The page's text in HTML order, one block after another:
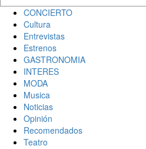
CONCIERTO
Cultura
Entrevistas
Estrenos
GASTRONOMIA
INTERES
MODA
Musica
Noticias
Opinión
Recomendados
Teatro